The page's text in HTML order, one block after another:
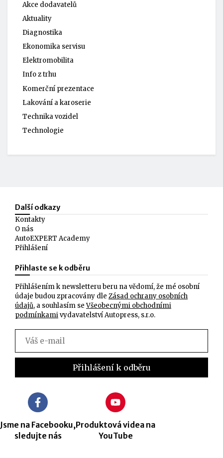
Akce dodavatelů
Aktuality
Diagnostika
Ekonomika servisu
Elektromobilita
Info z trhu
Komerční prezentace
Lakování a karoserie
Technika vozidel
Technologie
Další odkazy
Kontakty
O nás
AutoEXPERT Academy
Přihlášení
Přihlaste se k odběru
Přihlášením k newsletteru beru na vědomí, že mé osobní
údaje budou zpracovány dle Zásad ochrany osobních
údajů, a souhlasím seVšeobecnými obchodními
podmínkamivydavatelství Autopress, s.r.o.
Jsme na Facebooku,
sledujte nás
Produktová videa na
YouTube